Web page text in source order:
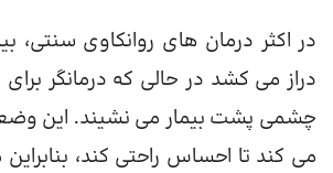
در اکثر درمان های روانکاوی سنتی،
دراز می کشد در حالی که درمانگر
چشمی پشت بیمار می نشیند. این
می کند تا احساس راحتی کند،